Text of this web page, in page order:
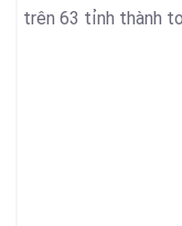
trên 63 tỉnh thành